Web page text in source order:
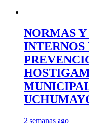
NORMAS
INTERNOS
2 semanas ago